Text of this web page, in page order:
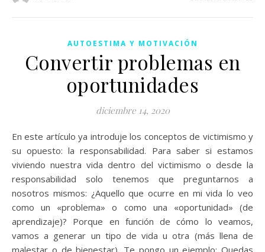
AUTOESTIMA Y MOTIVACIÓN
Convertir problemas en
oportunidades
diciembre 14, 2020
En este artículo ya introduje los conceptos de victimismo y
su opuesto: la responsabilidad. Para saber si estamos
viviendo nuestra vida dentro del victimismo o desde la
responsabilidad solo tenemos que preguntarnos a
nosotros mismos: ¿Aquello que ocurre en mi vida lo veo
como un «problema» o como una «oportunidad» (de
aprendizaje)? Porque en función de cómo lo veamos,
vamos a generar un tipo de vida u otra (más llena de
malestar o de bienestar). Te pongo un ejemplo: Quedas